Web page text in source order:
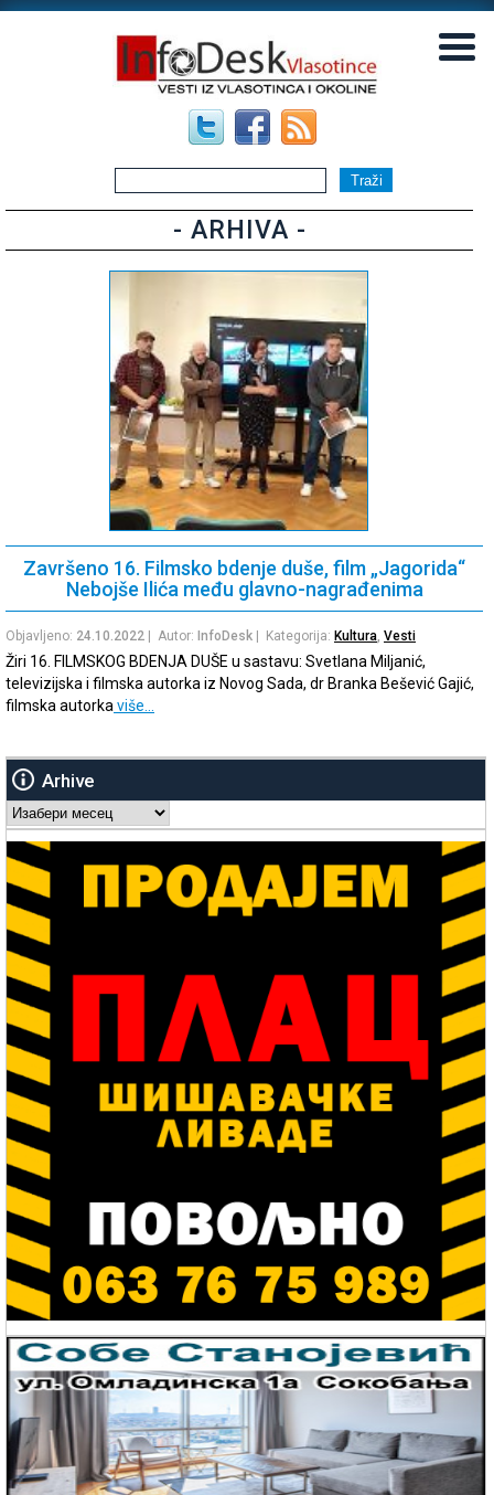
- ARHIVA -
Završeno 16. Filmsko bdenje duše, film „Jagorida“
Nebojše Ilića među glavno-nagrađenima
Objavljeno: 24.10.2022 | Autor: InfoDesk | Kategorija: Kultura, Vesti
Žiri 16. FILMSKOG BDENJA DUŠE u sastavu: Svetlana Miljanić,
televizijska i filmska autorka iz Novog Sada, dr Branka Bešević Gajić,
filmska autorkaviše…
Arhive
Arhive